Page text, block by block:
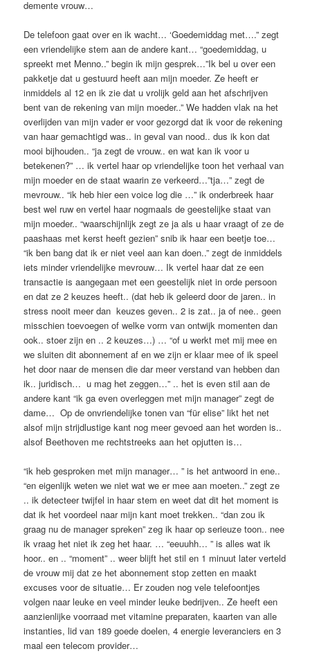
demente vrouw…
De telefoon gaat over en ik wacht… ‘Goedemiddag met….” zegt
een vriendelijke stem aan de andere kant… “goedemiddag, u
spreekt met Menno..” begin ik mijn gesprek…”Ik bel u over een
pakketje dat u gestuurd heeft aan mijn moeder. Ze heeft er
inmiddels al 12 en ik zie dat u vrolijk geld aan het afschrijven
bent van de rekening van mijn moeder..” We hadden vlak na het
overlijden van mijn vader er voor gezorgd dat ik voor de rekening
van haar gemachtigd was.. in geval van nood.. dus ik kon dat
mooi bijhouden.. “ja zegt de vrouw.. en wat kan ik voor u
betekenen?” … ik vertel haar op vriendelijke toon het verhaal van
mijn moeder en de staat waarin ze verkeerd…”tja…” zegt de
mevrouw.. “ik heb hier een voice log die …” ik onderbreek haar
best wel ruw en vertel haar nogmaals de geestelijke staat van
mijn moeder.. “waarschijnlijk zegt ze ja als u haar vraagt of ze de
paashaas met kerst heeft gezien” snib ik haar een beetje toe…
“ik ben bang dat ik er niet veel aan kan doen..” zegt de inmiddels
iets minder vriendelijke mevrouw… Ik vertel haar dat ze een
transactie is aangegaan met een geestelijk niet in orde persoon
en dat ze 2 keuzes heeft.. (dat heb ik geleerd door de jaren.. in
stress nooit meer dan keuzes geven.. 2 is zat.. ja of nee.. geen
misschien toevoegen of welke vorm van ontwijk momenten dan
ook.. stoer zijn en .. 2 keuzes…) … “of u werkt met mij mee en
we sluiten dit abonnement af en we zijn er klaar mee of ik speel
het door naar de mensen die dar meer verstand van hebben dan
ik.. juridisch… u mag het zeggen…” .. het is even stil aan de
andere kant “ik ga even overleggen met mijn manager” zegt de
dame… Op de onvriendelijke tonen van “für elise” likt het net
alsof mijn strijdlustige kant nog meer gevoed aan het worden is..
alsof Beethoven me rechtstreeks aan het opjutten is…
“ik heb gesproken met mijn manager… ” is het antwoord in ene..
“en eigenlijk weten we niet wat we er mee aan moeten..” zegt ze
.. ik detecteer twijfel in haar stem en weet dat dit het moment is
dat ik het voordeel naar mijn kant moet trekken.. “dan zou ik
graag nu de manager spreken” zeg ik haar op serieuze toon.. nee
ik vraag het niet ik zeg het haar. … “eeuuhh… ” is alles wat ik
hoor.. en .. “moment” .. weer blijft het stil en 1 minuut later verteld
de vrouw mij dat ze het abonnement stop zetten en maakt
excuses voor de situatie… Er zouden nog vele telefoontjes
volgen naar leuke en veel minder leuke bedrijven.. Ze heeft een
aanzienlijke voorraad met vitamine preparaten, kaarten van alle
instanties, lid van 189 goede doelen, 4 energie leveranciers en 3
maal een telecom provider…